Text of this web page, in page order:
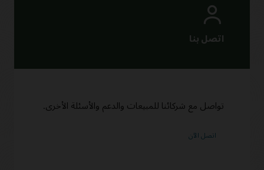
تواصل مع شركائنا للمبيعات والدعم والأسئلة الأخرى.
اتصل الآن